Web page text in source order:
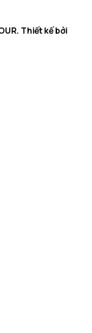
Thiết kế bởi